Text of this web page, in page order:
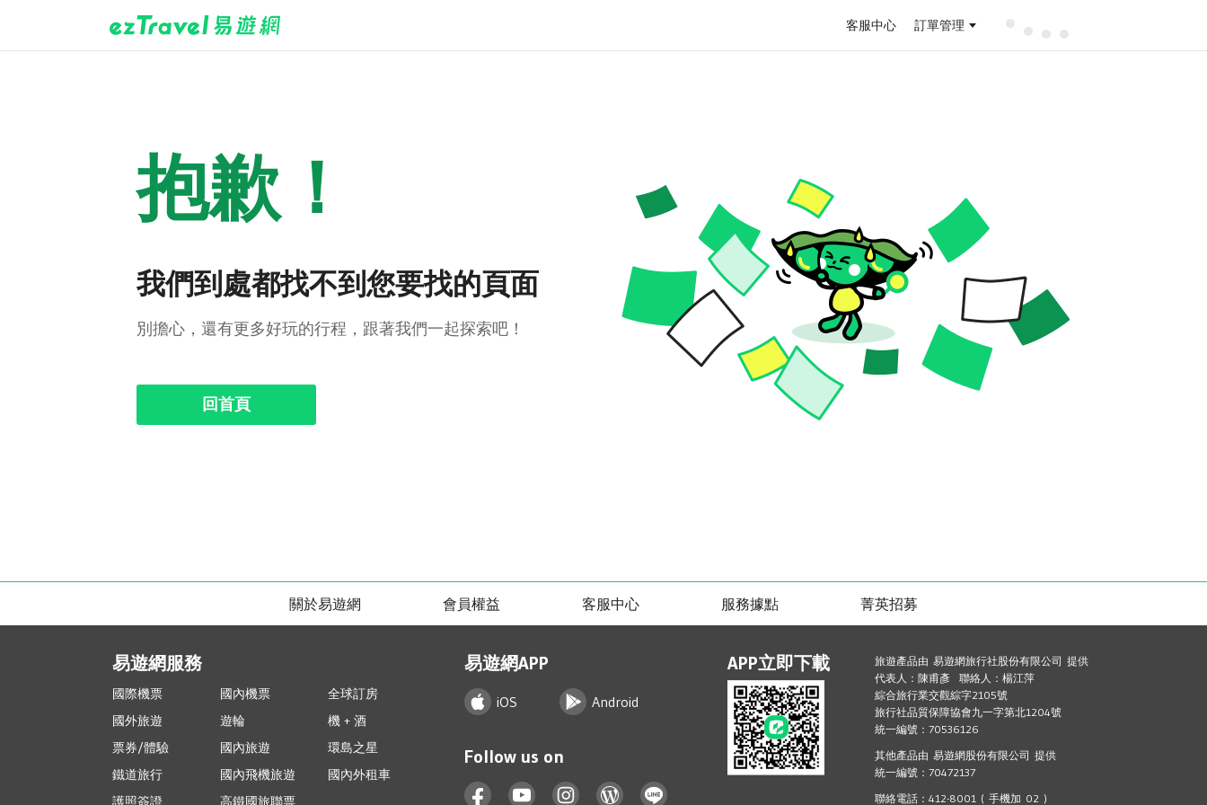
客服中心 訂單管理
抱歉！
我們到處都找不到您要找的頁面
別擔心，還有更多好玩的行程，跟著我們一起探索吧！
回首頁
關於易遊網 會員權益 客服中心 服務據點 菁英招募
易遊網服務
國際機票 國內機票
全球訂房
國外旅遊
遊輪
機 + 酒
票券/體驗
國內旅遊
環島之星
鐵道旅行
國內飛機旅遊
國內外租車
護照簽證
高鐵國旅聯票
易遊網APP
iOS Android
Follow us on
APP立即下載
旅遊產品由 易遊網旅行社股份有限公司 提供
代表人：陳甫彥 聯絡人：楊江萍
綜合旅行業交觀綜字2105號
旅行社品質保障協會九一字第北1204號
統一編號：70536126
其他產品由 易遊網股份有限公司 提供
統一編號：70472137
聯絡電話：412-8001 ( 手機加 02 )